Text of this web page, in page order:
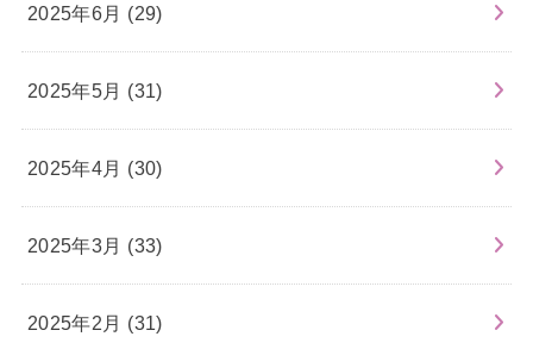
2025年6月 (29)
2025年5月 (31)
2025年4月 (30)
2025年3月 (33)
2025年2月 (31)